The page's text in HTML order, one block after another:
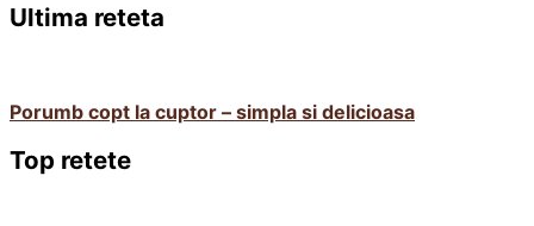
Ultima reteta
Porumb copt la cuptor – simpla si delicioasa
Top retete